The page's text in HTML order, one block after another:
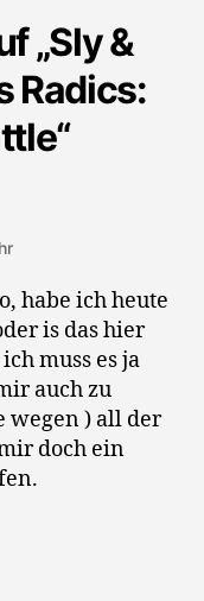
„Sly &
Radics:
habe ich heute
is das hier
muss es ja
auch zu
wegen ) all der
doch ein